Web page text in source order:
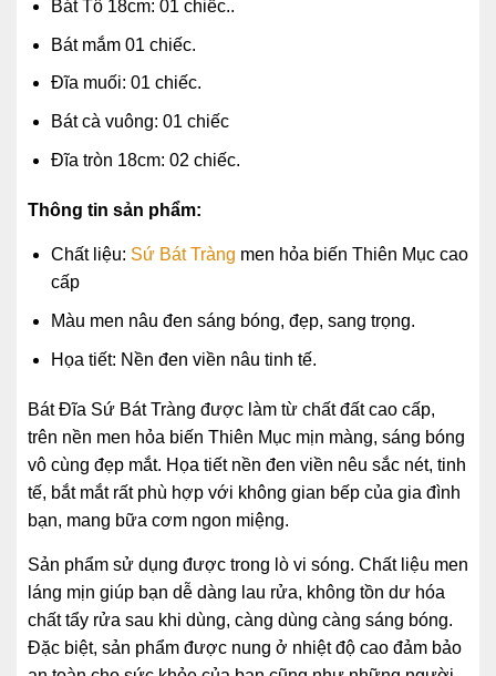
Bát Tô 18cm: 01 chiếc..
Bát mắm 01 chiếc.
Đĩa muối: 01 chiếc.
Bát cà vuông: 01 chiếc
Đĩa tròn 18cm: 02 chiếc.
Thông tin sản phẩm:
Chất liệu: Sứ Bát Tràng men hỏa biến Thiên Mục cao
cấp
Màu men nâu đen sáng bóng, đẹp, sang trọng.
Họa tiết: Nền đen viền nâu tinh tế.
Bát Đĩa Sứ Bát Tràng được làm từ chất đất cao cấp,
trên nền men hỏa biến Thiên Mục mịn màng, sáng bóng
vô cùng đẹp mắt. Họa tiết nền đen viền nêu sắc nét, tinh
tế, bắt mắt rất phù hợp với không gian bếp của gia đình
bạn, mang bữa cơm ngon miệng.
Sản phẩm sử dụng được trong lò vi sóng. Chất liệu men
láng mịn giúp bạn dễ dàng lau rửa, không tồn dư hóa
chất tẩy rửa sau khi dùng, càng dùng càng sáng bóng.
Đặc biệt, sản phẩm được nung ở nhiệt độ cao đảm bảo